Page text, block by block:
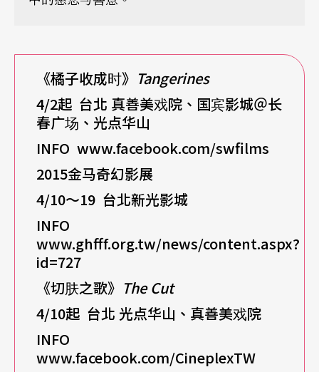
《橘子收成时》 Tangerines
4/2起 台北 真善美戏院、国宾影城＠长
春广场、光点华山
INFO www.facebook.com/swfilms
2015金马奇幻影展
4/10～19 台北新光影城
INFO
www.ghfff.org.tw/news/content.aspx?
id=727
《切肤之歌》 The Cut
4/10起 台北 光点华山、真善美戏院
INFO
www.facebook.com/CineplexTW